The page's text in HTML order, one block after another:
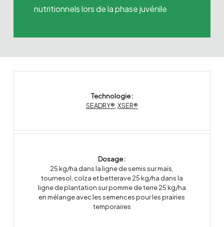
nutritionnels lors de la phase juvénile
Technologie :
SEADRY® XSER®
Dosage :
25 kg/ha dans la ligne de semis sur maïs,
tournesol, colza et betterave 25 kg/ha dans la
ligne de plantation sur pomme de terre 25 kg/ha
en mélange avec les semences pour les prairies
temporaires